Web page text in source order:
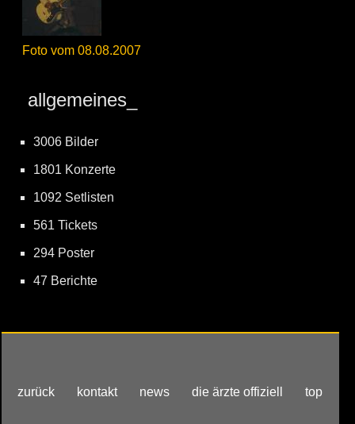
Foto vom 08.08.2007
allgemeines_
3006 Bilder
1801 Konzerte
1092 Setlisten
561 Tickets
294 Poster
47 Berichte
zurück kontakt news die ärzte offiziell top